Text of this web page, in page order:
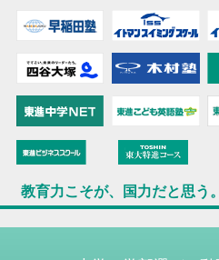
教育力こそが、国力だと思う。